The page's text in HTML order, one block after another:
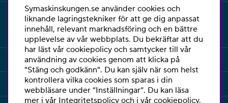
INFORMATION
KUNDSERVICE
Symaskinskungen.se använder cookies och
liknande lagringstekniker för att ge dig anpassat
innehåll, relevant marknadsföring och en bättre
upplevelse av vår webbplats. Du bekräftar att du
har läst vår cookiepolicy och samtycker till vår
användning av cookies genom att klicka på
"Stäng och godkänn". Du kan själv när som helst
kontrollera vilka cookies som sparas i din
webbläsare under ”Inställningar”. Du kan läsa
mer i vår Integritetspolicy och i vår cookiepolicy.